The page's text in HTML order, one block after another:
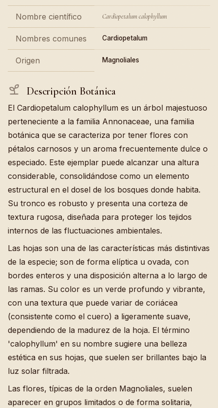
Nombre científico Cardiopetalum calophyllum
Nombres comunes Cardiopetalum
Origen Magnoliales
Descripción Botánica
El Cardiopetalum calophyllum es un árbol majestuoso
perteneciente a la familia Annonaceae, una familia
botánica que se caracteriza por tener flores con
pétalos carnosos y un aroma frecuentemente dulce o
especiado. Este ejemplar puede alcanzar una altura
considerable, consolidándose como un elemento
estructural en el dosel de los bosques donde habita.
Su tronco es robusto y presenta una corteza de
textura rugosa, diseñada para proteger los tejidos
internos de las fluctuaciones ambientales.
Las hojas son una de las características más distintivas
de la especie; son de forma elíptica u ovada, con
bordes enteros y una disposición alterna a lo largo de
las ramas. Su color es un verde profundo y vibrante,
con una textura que puede variar de coriácea
(consistente como el cuero) a ligeramente suave,
dependiendo de la madurez de la hoja. El término
'calophyllum' en su nombre sugiere una belleza
estética en sus hojas, que suelen ser brillantes bajo la
luz solar filtrada.
Las flores, típicas de la orden Magnoliales, suelen
aparecer en grupos limitados o de forma solitaria,